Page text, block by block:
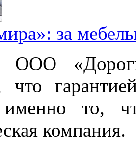
за
ООО
что
именно то,
компания.